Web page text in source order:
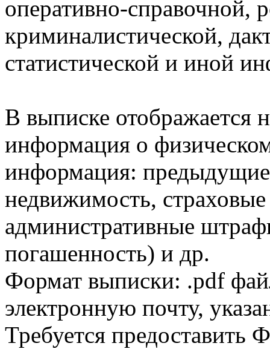
оперативно-справочной,
криминалистической,
статистической и иной
В выписке отображается
информация о
информация:
недвижимость,
административные
погашенность) и др.
Формат выписки: .pdf
электронную почту,
Требуется